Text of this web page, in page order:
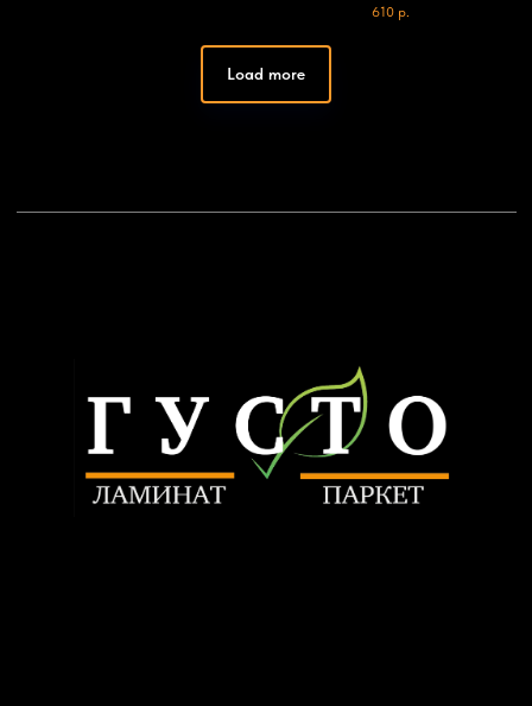
610 р.
Load more
Политика конфиденциальности
ИНН: 505603410120